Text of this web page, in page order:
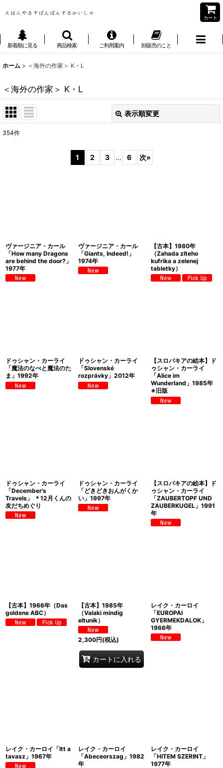
カート
新着順に見る 商品検索 ご利用案内 卸販売のこと
ホーム > ＜海外の作家＞ K・L
＜海外の作家＞ K・L
表示順変更
サブカテゴリ
354件
1 2 3 ... 6 次»
ヴァージニア・カール
「How many Dragons
are behind the door?」
1977年
ヴァージニア・カール
「Giants, Indeed!」
1974年
【古本】1980年
（Zahada zlteho
kufrika a zelenej
tabletky）
ドゥシャン・カーライ
「魔法のなべと魔法のた
ま」1992年
ドゥシャン・カーライ
「Slovenské
rozprávky」2012年
【スロバキアの絵本】ド
ゥシャン・カーライ
「Alice im
Wunderland」1985年
※旧版
ドゥシャン・カーライ
「December's
Travels」 ＊12月くんの
友だちめぐり
ドゥシャン・カーライ
「どきどきおんがくか
い」1997年
【スロバキアの絵本】ド
ゥシャン・カーライ
「ZAUBERTOPF UND
ZAUBERKUGEL」1991
年
【古本】1966年（Das
goldene ABC）
【古本】1985年
（Valaki mindig
eltunik）
2,300円(税込)
カートに入れる
レイク・カーロイ
「EUROPAI
GYERMEKDALOK」
1966年
レイク・カーロイ「Itt a
tavasz」1967年
レイク・カーロイ
「Abeceorszag」1982
年
レイク・カーロイ
「HITEM SZERINT」
1977年